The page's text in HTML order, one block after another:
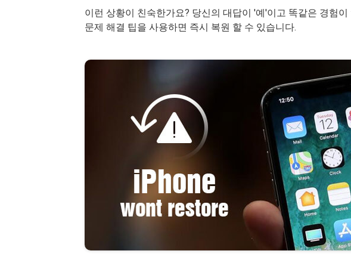
이런 상황이 친숙한가요? 당신의 대답이 '예'이고 똑같은 경험
문제 해결 팁을 사용하면 즉시 복원 할 수 있습니다.